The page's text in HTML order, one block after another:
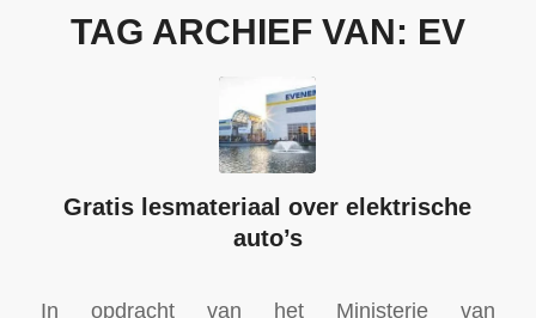
TAG ARCHIEF VAN: EV
Gratis lesmateriaal over elektrische
auto’s
In opdracht van het Ministerie van